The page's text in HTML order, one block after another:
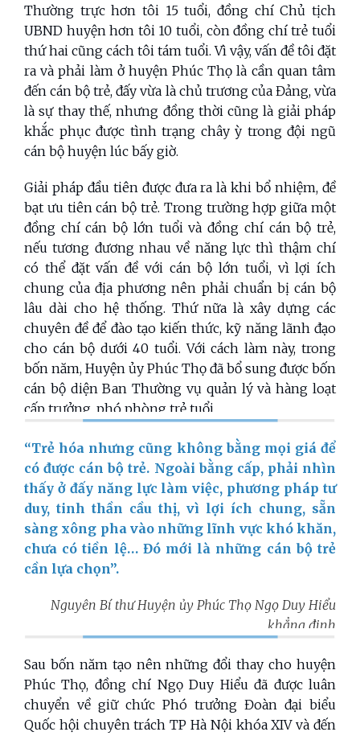
Thường trực hơn tôi 15 tuổi, đồng chí Chủ tịch
UBND huyện hơn tôi 10 tuổi, còn đồng chí trẻ tuổi
thứ hai cũng cách tôi tám tuổi. Vì vậy, vấn đề tôi đặt
ra và phải làm ở huyện Phúc Thọ là cần quan tâm
đến cán bộ trẻ, đấy vừa là chủ trương của Đảng, vừa
là sự thay thế, nhưng đồng thời cũng là giải pháp
khắc phục được tình trạng chây ỳ trong đội ngũ
cán bộ huyện lúc bấy giờ.
Giải pháp đầu tiên được đưa ra là khi bổ nhiệm, đề
bạt ưu tiên cán bộ trẻ. Trong trường hợp giữa một
đồng chí cán bộ lớn tuổi và đồng chí cán bộ trẻ,
nếu tương đương nhau về năng lực thì thậm chí
có thể đặt vấn đề với cán bộ lớn tuổi, vì lợi ích
chung của địa phương nên phải chuẩn bị cán bộ
lâu dài cho hệ thống. Thứ nữa là xây dựng các
chuyên đề để đào tạo kiến thức, kỹ năng lãnh đạo
cho cán bộ dưới 40 tuổi. Với cách làm này, trong
bốn năm, Huyện ủy Phúc Thọ đã bổ sung được bốn
cán bộ diện Ban Thường vụ quản lý và hàng loạt
cấp trưởng, phó phòng trẻ tuổi.
“Trẻ hóa nhưng cũng không bằng mọi giá để
có được cán bộ trẻ. Ngoài bằng cấp, phải nhìn
thấy ở đấy năng lực làm việc, phương pháp tư
duy, tinh thần cầu thị, vì lợi ích chung, sẵn
sàng xông pha vào những lĩnh vực khó khăn,
chưa có tiền lệ… Đó mới là những cán bộ trẻ
cần lựa chọn”.
Nguyên Bí thư Huyện ủy Phúc Thọ Ngọ Duy Hiểu
khẳng định
Sau bốn năm tạo nên những đổi thay cho huyện
Phúc Thọ, đồng chí Ngọ Duy Hiểu đã được luân
chuyển về giữ chức Phó trưởng Đoàn đại biểu
Quốc hội chuyên trách TP Hà Nội khóa XIV và đến